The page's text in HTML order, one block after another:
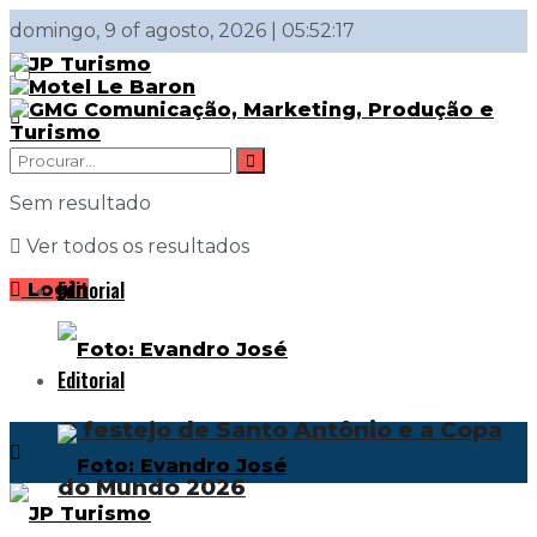
domingo, 9 of agosto, 2026 | 05:52:17
Sem resultado
Ver todos os resultados
LoginEditorial
O festejo de Santo Antônio e a Copa
do Mundo 2026
Editorial